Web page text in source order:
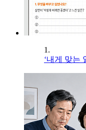
1.
‘내게 맞는